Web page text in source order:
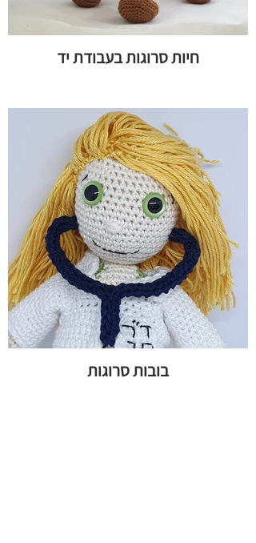
חיות סרוגות בעבודת יד
בובות סרוגות